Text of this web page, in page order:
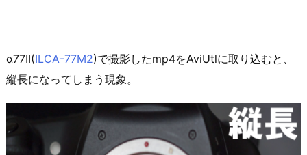
α77II(ILCA-77M2)で撮影したmp4をAviUtlに取り込むと、
縦長になってしまう現象。